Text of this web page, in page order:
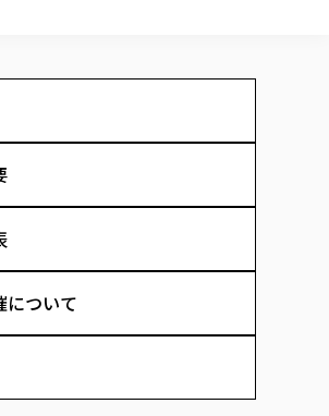
不正行為の防止等に関する対応
ゾンゼミⅠ）について
ビ（テキスト等）
ンク集）
グ測定結果（国見キャンパス）
則第172条の2に基づく情報公開
社会福祉学専攻 博士課程
福祉学研究科 社会福祉学専攻 修士課程
福祉学研究科 福祉心理学専攻 修士課程
学部・大学院）
会
ャリアサポート
ャリア教育
へ
て
について
支援体制
、情報提供へのご協力のお願い
DNA
ュー
サークル紹介
students
ー国際交流の活動
究活動
究紹介
紀要・リポジトリ
要・リポジトリ
携
ル予防及びデジタルデバイド解消に向けた産
モジュラー車いす開発
携活動
組み
人講座
床研究セミナー
究室
ラム
法人
ついて
設利用
について